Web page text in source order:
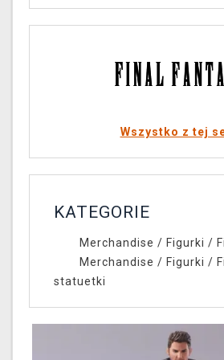
Wszystko z tej
KATEGORIE
Merchandise / Figurki /
Merchandise / Figurki /
statuetki